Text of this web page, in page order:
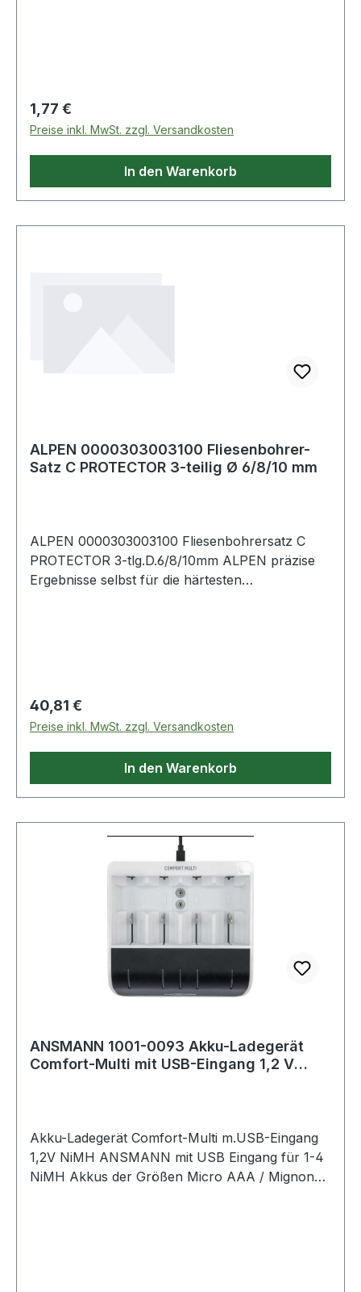
Regulärer Preis:
1,77 €
Preise inkl. MwSt. zzgl. Versandkosten
In den Warenkorb
ALPEN 0000303003100 Fliesenbohrer-
Satz C PROTECTOR 3-teilig Ø 6/8/10 mm
ALPEN 0000303003100 Fliesenbohrersatz C
PROTECTOR 3-tlg.D.6/8/10mm ALPEN präzise
Ergebnisse selbst für die härtesten
Regulärer Preis:
40,81 €
Preise inkl. MwSt. zzgl. Versandkosten
In den Warenkorb
ANSMANN 1001-0093 Akku-Ladegerät
Comfort-Multi mit USB-Eingang 1,2 V
Akku-Ladegerät Comfort-Multi m.USB-Eingang
1,2V NiMH ANSMANN mit USB Eingang für 1-4
NiMH Akkus der Größen Micro AAA / Mignon